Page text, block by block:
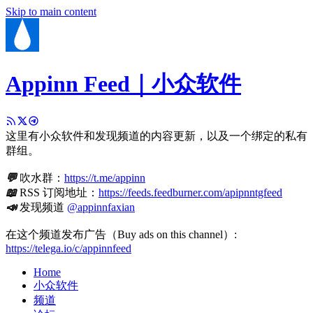
Skip to main content
Appinn Feed｜小众软件
这里有小众软件和发现频道的内容更新，以及一个绑定的私有
群组。
💬吹水群： https://t.me/appinn
📖RSS 订阅地址： https://feeds.feedburner.com/apipnntgfeed
📣发现频道 @appinnfaxian
在这个频道发布广告（Buy ads on this channel）:
https://telega.io/c/appinnfeed
Home
小众软件
频道